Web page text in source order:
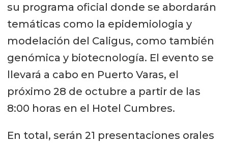
su programa oficial donde se abordarán
temáticas como la epidemiologia y
modelación del Caligus, como también
genómica y biotecnología. El evento se
llevará a cabo en Puerto Varas, el
próximo 28 de octubre a partir de las
8:00 horas en el Hotel Cumbres.
En total, serán 21 presentaciones orales